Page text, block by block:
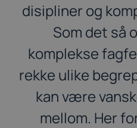
disipliner og
Som det så
komplekse
rekke ulike
kan være
mellom. Her